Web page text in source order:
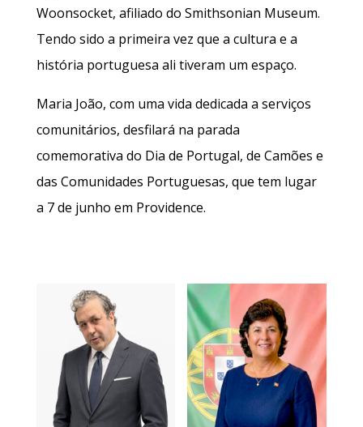
Woonsocket, afiliado do Smithsonian Museum.
Tendo sido a primeira vez que a cultura e a
história portuguesa ali tiveram um espaço.
Maria João, com uma vida dedicada a serviços
comunitários, desfilará na parada
comemorativa do Dia de Portugal, de Camões e
das Comunidades Portuguesas, que tem lugar
a 7 de junho em Providence.